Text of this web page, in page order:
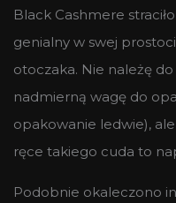
Black Cashmere
genialny w swej
otoczaka. Nie należę
nadmierną wagę do
opakowanie ledwie),
ręce takiego cuda to
Podobnie okaleczono